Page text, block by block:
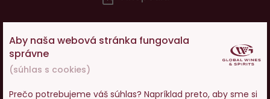
Aby naša webová stránka fungovala
správne
(súhlas s cookies)
Prečo potrebujeme váš súhlas? Napríklad preto, aby sme si
patičce
Ako nakupovať